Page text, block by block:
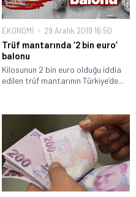
EKONOMİ 29 Aralık 2019 16:50
Trüf mantarında ‘2 bin euro’
balonu
Kilosunun 2 bin euro olduğu iddia
edilen trüf mantarının Türkiye’de...